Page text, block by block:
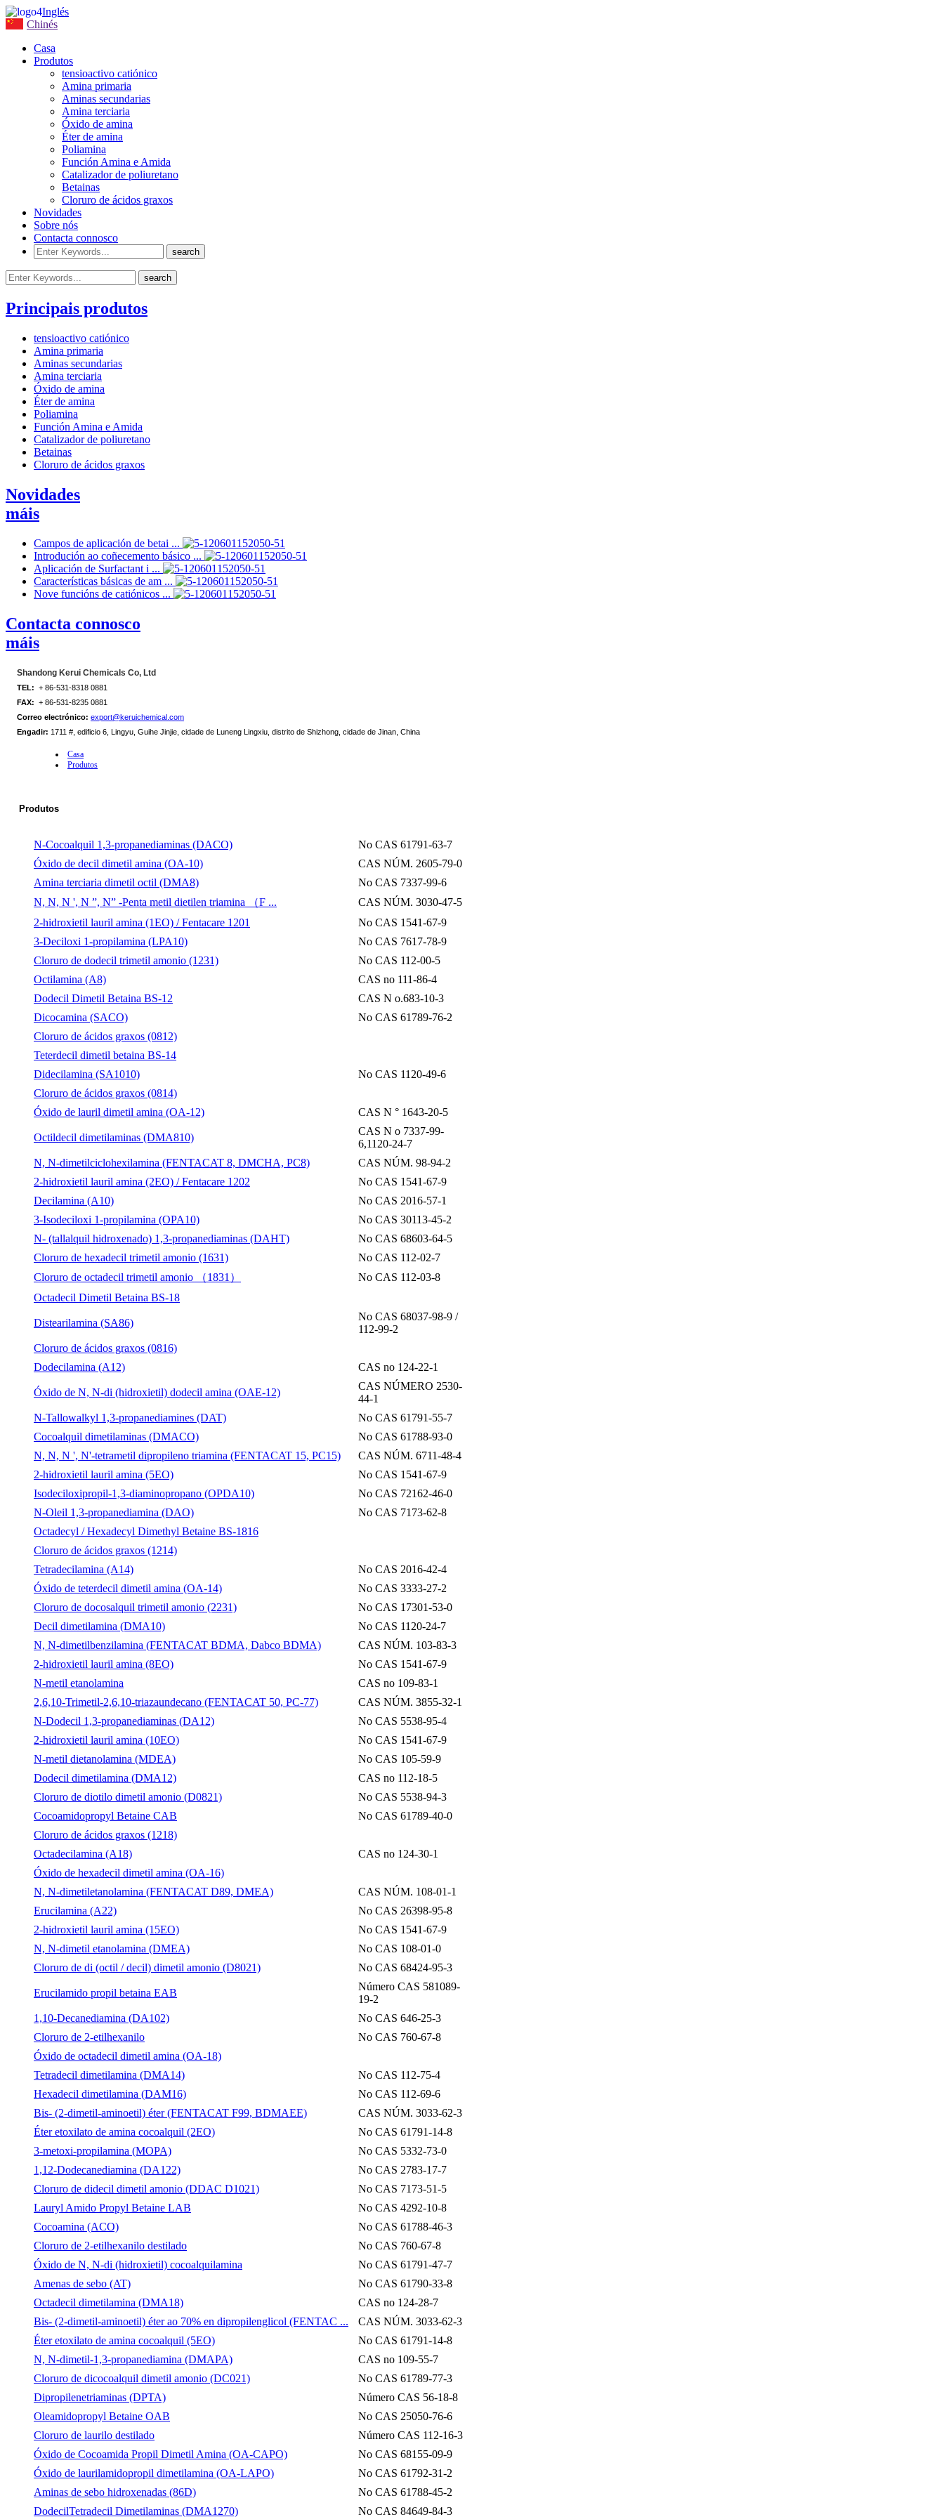
Inglés
Chinés
Casa
Produtos
tensioactivo catiónico
Amina primaria
Aminas secundarias
Amina terciaria
Óxido de amina
Éter de amina
Poliamina
Función Amina e Amida
Catalizador de poliuretano
Betainas
Cloruro de ácidos graxos
Novidades
Sobre nós
Contacta connosco
Principais produtos
tensioactivo catiónico
Amina primaria
Aminas secundarias
Amina terciaria
Óxido de amina
Éter de amina
Poliamina
Función Amina e Amida
Catalizador de poliuretano
Betainas
Cloruro de ácidos graxos
Novidades
máis
Campos de aplicación de betai ...
Introdución ao coñecemento básico ...
Aplicación de Surfactant i ...
Características básicas de am ...
Nove funcións de catiónicos ...
Contacta connosco
máis
Shandong Kerui Chemicals Co, Ltd
TEL: + 86-531-8318 0881
FAX: + 86-531-8235 0881
Correo electrónico: export@keruichemical.com
Engadir: 1711 #, edificio 6, Lingyu, Guihe Jinjie, cidade de Luneng Lingxiu, distrito de Shizhong, cidade de Jinan, China
Casa
Produtos
Produtos
N-Cocoalquil 1,3-propanediaminas (DACO)
No CAS 61791-63-7
Óxido de decil dimetil amina (OA-10)
CAS NÚM. 2605-79-0
Amina terciaria dimetil octil (DMA8)
No CAS 7337-99-6
N, N, N ', N ”, N” -Penta metil dietilen triamina （F ...
CAS NÚM. 3030-47-5
2-hidroxietil lauril amina (1EO) / Fentacare 1201
No CAS 1541-67-9
3-Deciloxi 1-propilamina (LPA10)
No CAS 7617-78-9
Cloruro de dodecil trimetil amonio (1231)
No CAS 112-00-5
Octilamina (A8)
CAS no 111-86-4
Dodecil Dimetil Betaina BS-12
CAS N o.683-10-3
Dicocamina (SACO)
No CAS 61789-76-2
Cloruro de ácidos graxos (0812)
Teterdecil dimetil betaina BS-14
Didecilamina (SA1010)
No CAS 1120-49-6
Cloruro de ácidos graxos (0814)
Óxido de lauril dimetil amina (OA-12)
CAS N ° 1643-20-5
Octildecil dimetilaminas (DMA810)
CAS N o 7337-99-
6,1120-24-7
N, N-dimetilciclohexilamina (FENTACAT 8, DMCHA, PC8)
CAS NÚM. 98-94-2
2-hidroxietil lauril amina (2EO) / Fentacare 1202
No CAS 1541-67-9
Decilamina (A10)
No CAS 2016-57-1
3-Isodeciloxi 1-propilamina (OPA10)
No CAS 30113-45-2
N- (tallalquil hidroxenado) 1,3-propanediaminas (DAHT)
No CAS 68603-64-5
Cloruro de hexadecil trimetil amonio (1631)
No CAS 112-02-7
Cloruro de octadecil trimetil amonio （1831）
No CAS 112-03-8
Octadecil Dimetil Betaina BS-18
Distearilamina (SA86)
No CAS 68037-98-9 /
112-99-2
Cloruro de ácidos graxos (0816)
Dodecilamina (A12)
CAS no 124-22-1
Óxido de N, N-di (hidroxietil) dodecil amina (OAE-12)
CAS NÚMERO 2530-
44-1
N-Tallowalkyl 1,3-propanediamines (DAT)
No CAS 61791-55-7
Cocoalquil dimetilaminas (DMACO)
No CAS 61788-93-0
N, N, N ', N'-tetrametil dipropileno triamina (FENTACAT 15, PC15)
CAS NÚM. 6711-48-4
2-hidroxietil lauril amina (5EO)
No CAS 1541-67-9
Isodeciloxipropil-1,3-diaminopropano (OPDA10)
No CAS 72162-46-0
N-Oleil 1,3-propanediamina (DAO)
No CAS 7173-62-8
Octadecyl / Hexadecyl Dimethyl Betaine BS-1816
Cloruro de ácidos graxos (1214)
Tetradecilamina (A14)
No CAS 2016-42-4
Óxido de teterdecil dimetil amina (OA-14)
No CAS 3333-27-2
Cloruro de docosalquil trimetil amonio (2231)
No CAS 17301-53-0
Decil dimetilamina (DMA10)
No CAS 1120-24-7
N, N-dimetilbenzilamina (FENTACAT BDMA, Dabco BDMA)
CAS NÚM. 103-83-3
2-hidroxietil lauril amina (8EO)
No CAS 1541-67-9
N-metil etanolamina
CAS no 109-83-1
2,6,10-Trimetil-2,6,10-triazaundecano (FENTACAT 50, PC-77)
CAS NÚM. 3855-32-1
N-Dodecil 1,3-propanediaminas (DA12)
No CAS 5538-95-4
2-hidroxietil lauril amina (10EO)
No CAS 1541-67-9
N-metil dietanolamina (MDEA)
No CAS 105-59-9
Dodecil dimetilamina (DMA12)
CAS no 112-18-5
Cloruro de diotilo dimetil amonio (D0821)
No CAS 5538-94-3
Cocoamidopropyl Betaine CAB
No CAS 61789-40-0
Cloruro de ácidos graxos (1218)
Octadecilamina (A18)
CAS no 124-30-1
Óxido de hexadecil dimetil amina (OA-16)
N, N-dimetiletanolamina (FENTACAT D89, DMEA)
CAS NÚM. 108-01-1
Erucilamina (A22)
No CAS 26398-95-8
2-hidroxietil lauril amina (15EO)
No CAS 1541-67-9
N, N-dimetil etanolamina (DMEA)
No CAS 108-01-0
Cloruro de di (octil / decil) dimetil amonio (D8021)
No CAS 68424-95-3
Erucilamido propil betaina EAB
Número CAS 581089-
19-2
1,10-Decanediamina (DA102)
No CAS 646-25-3
Cloruro de 2-etilhexanilo
No CAS 760-67-8
Óxido de octadecil dimetil amina (OA-18)
Tetradecil dimetilamina (DMA14)
No CAS 112-75-4
Hexadecil dimetilamina (DAM16)
No CAS 112-69-6
Bis- (2-dimetil-aminoetil) éter (FENTACAT F99, BDMAEE)
CAS NÚM. 3033-62-3
Éter etoxilato de amina cocoalquil (2EO)
No CAS 61791-14-8
3-metoxi-propilamina (MOPA)
No CAS 5332-73-0
1,12-Dodecanediamina (DA122)
No CAS 2783-17-7
Cloruro de didecil dimetil amonio (DDAC D1021)
No CAS 7173-51-5
Lauryl Amido Propyl Betaine LAB
No CAS 4292-10-8
Cocoamina (ACO)
No CAS 61788-46-3
Cloruro de 2-etilhexanilo destilado
No CAS 760-67-8
Óxido de N, N-di (hidroxietil) cocoalquilamina
No CAS 61791-47-7
Amenas de sebo (AT)
No CAS 61790-33-8
Octadecil dimetilamina (DMA18)
CAS no 124-28-7
Bis- (2-dimetil-aminoetil) éter ao 70% en dipropilenglicol (FENTAC ...
CAS NÚM. 3033-62-3
Éter etoxilato de amina cocoalquil (5EO)
No CAS 61791-14-8
N, N-dimetil-1,3-propanediamina (DMAPA)
CAS no 109-55-7
Cloruro de dicocoalquil dimetil amonio (DC021)
No CAS 61789-77-3
Dipropilenetriaminas (DPTA)
Número CAS 56-18-8
Oleamidopropyl Betaine OAB
No CAS 25050-76-6
Cloruro de laurilo destilado
Número CAS 112-16-3
Óxido de Cocoamida Propil Dimetil Amina (OA-CAPO)
No CAS 68155-09-9
Óxido de laurilamidopropil dimetilamina (OA-LAPO)
No CAS 61792-31-2
Aminas de sebo hidroxenadas (86D)
No CAS 61788-45-2
DodecilTetradecil Dimetilaminas (DMA1270)
No CAS 84649-84-3